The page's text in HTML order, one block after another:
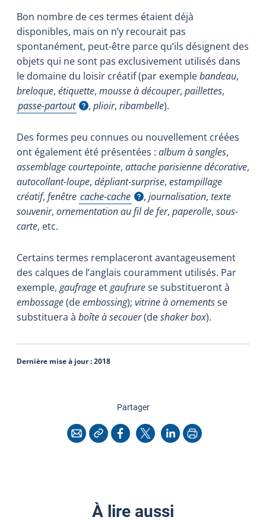
Bon nombre de ces termes étaient déjà
disponibles, mais on n’y recourait pas
spontanément, peut-être parce qu’ils désignent des
objets qui ne sont pas exclusivement utilisés dans
le domaine du loisir créatif (par exemplebandeau,
breloque, étiquette, mousse à découper, paillettes,
passe-partout
Afficher l'infobulle
, plioir, ribambelle).
Des formes peu connues ou nouvellement créées
ont également été présentées : album à sangles,
assemblage courtepointe, attache parisienne décorative,
autocollant-loupe, dépliant-surprise, estampillage
créatif, fenêtre cache-cache
Afficher l'infobulle
, journalisation, texte
souvenir, ornementation au fil de fer, paperolle, sous-
carte, etc.
Certains termes remplaceront avantageusement
des calques de l’anglais couramment utilisés. Par
exemple, gaufrage etgaufrurese substitueront à
embossage(deembossing); vitrine à ornementsse
substituera à boîte à secouer(deshaker box).
Dernière mise à jour :2018
Partagercette page
CourrielCopier l'adresse
Facebook
X LinkedInImprimer
À lire aussi